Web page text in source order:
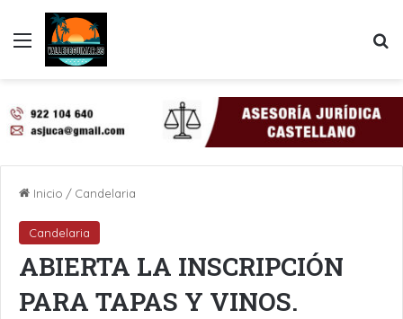
Menú
Inicio / Candelaria
Candelaria
ABIERTA LA INSCRIPCIÓN
PARA TAPAS Y VINOS.